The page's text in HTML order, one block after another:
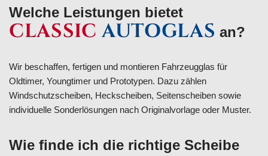
Inhalt
springen
Welche Leistungen bietet
CLASSIC AUTOGLAS an?
Wir beschaffen, fertigen und montieren Fahrzeugglas für
Oldtimer, Youngtimer und Prototypen. Dazu zählen
Windschutzscheiben, Heckscheiben, Seitenscheiben sowie
individuelle Sonderlösungen nach Originalvorlage oder Muster.
Wie finde ich die richtige Scheibe